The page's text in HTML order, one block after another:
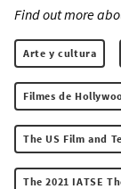
Find out more
Arte y cultura
Filmes de
The US Film and
The 2021 IATSE